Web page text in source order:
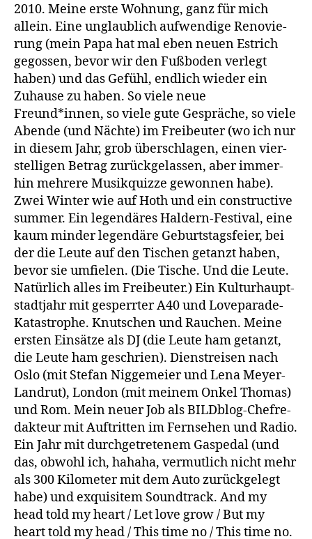
2010. Mei­ne ers­te Woh­nung, ganz für mich
allein. Eine unglaub­lich auf­wen­di­ge Reno­vie­
rung (mein Papa hat mal eben neu­en Est­rich
gegos­sen, bevor wir den Fuß­bo­den ver­legt
haben) und das Gefühl, end­lich wie­der ein
Zuhau­se zu haben. So vie­le neue
Freund*innen, so vie­le gute Gesprä­che, so vie­le
Aben­de (und Näch­te) im Frei­beu­ter (wo ich nur
in die­sem Jahr, grob über­schla­gen, einen vier­
stel­li­gen Betrag zurück­ge­las­sen, aber immer­
hin meh­re­re Musik­quiz­ze gewon­nen habe).
Zwei Win­ter wie auf Hoth und ein con­s­truc­ti­ve
sum­mer. Ein legen­dä­res Hald­ern-Fes­ti­val, eine
kaum min­der legen­dä­re Geburts­tags­fei­er, bei
der die Leu­te auf den Tischen getanzt haben,
bevor sie umfie­len. (Die Tische. Und die Leu­te.
Natür­lich alles im Frei­beu­ter.) Ein Kul­tur­haupt­
stadt­jahr mit gesperr­ter A40 und Love­pa­ra­de-
Kata­stro­phe. Knut­schen und Rau­chen. Mei­ne
ers­ten Ein­sät­ze als DJ (die Leu­te ham getanzt,
die Leu­te ham geschrien). Dienst­rei­sen nach
Oslo (mit Ste­fan Nig­ge­mei­er und Lena Mey­er-
Land­rut), Lon­don (mit mei­nem Onkel Tho­mas)
und Rom. Mein neu­er Job als BILD­blog-Chef­re­
dak­teur mit Auf­trit­ten im Fern­se­hen und Radio.
Ein Jahr mit durch­ge­tre­te­nem Gas­pe­dal (und
das, obwohl ich, haha­ha, ver­mut­lich nicht mehr
als 300 Kilo­me­ter mit dem Auto zurück­ge­legt
habe) und exqui­si­tem Sound­track. And my
head told my heart /​ Let love grow /​ But my
heart told my head /​ This time no /​ This time no.